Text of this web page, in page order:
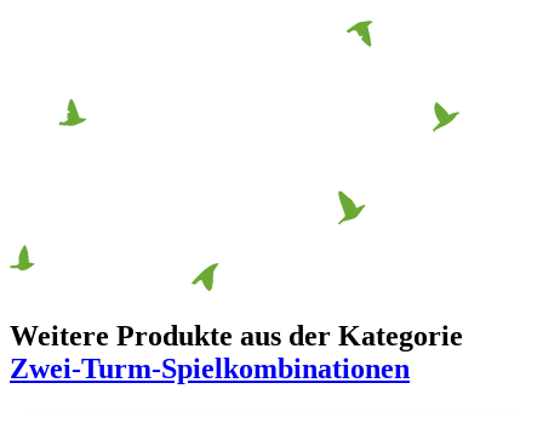
Weitere Produkte aus der Kategorie
Zwei-Turm-Spielkombinationen